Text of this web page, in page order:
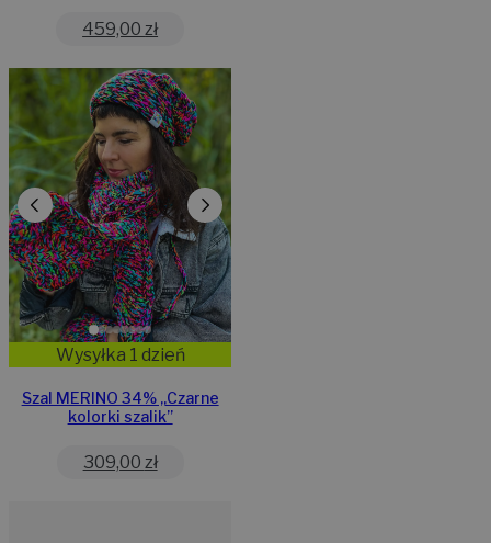
459,00 zł
Wysyłka 1 dzień
Szal MERINO 34% „Czarne
kolorki szalik”
309,00 zł